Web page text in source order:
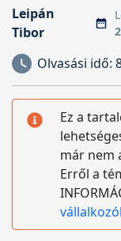
Leipán
Tibor
Olvasási idő:
Ez a
már nem
Erről a